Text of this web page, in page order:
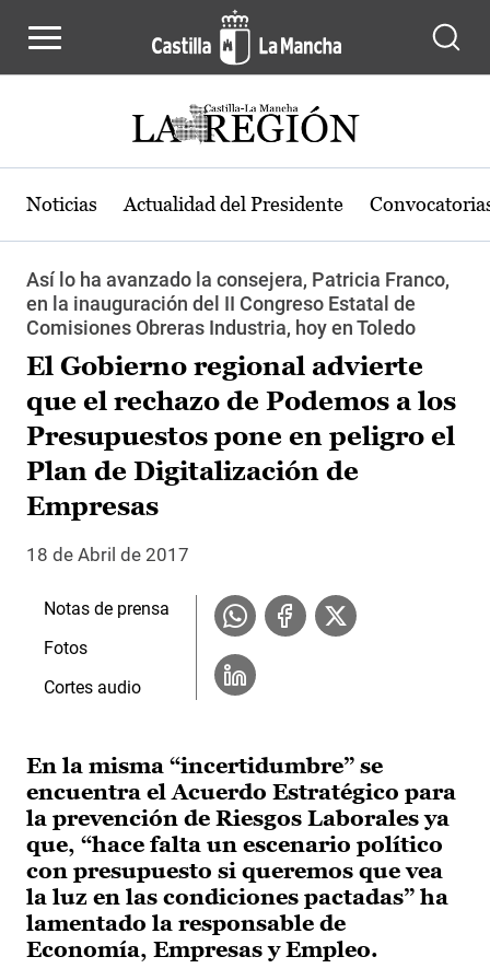
Noticias Actualidad del Presidente
Así lo ha avanzado la consejera, Patricia Franco,
en la inauguración del II Congreso Estatal de
Comisiones Obreras Industria, hoy en Toledo
El Gobierno regional advierte
que el rechazo de Podemos a los
Presupuestos pone en peligro el
Plan de Digitalización de
Empresas
18 de Abril de 2017
En la misma “incertidumbre” se
encuentra el Acuerdo Estratégico para
la prevención de Riesgos Laborales ya
que, “hace falta un escenario político
con presupuesto si queremos que vea
la luz en las condiciones pactadas” ha
lamentado la responsable de
Economía, Empresas y Empleo.
Notas de prensa
Fotos
Cortes audio